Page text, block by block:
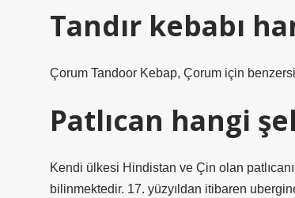
Tandır kebabı
Çorum Tandoor Kebap, Çorum için
Patlıcan hangi
Kendi ülkesi Hindistan ve Çin olan
bilinmektedir. 17. yüzyıldan itibaren